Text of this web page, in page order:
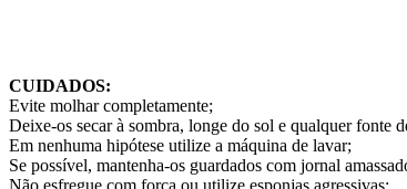
CUIDADOS:
Evite molhar completamente;
Deixe-os secar à sombra, longe do sol e qualquer fonte
Em nenhuma hipótese utilize a máquina de lavar;
Se possível, mantenha-os guardados com jornal
Não esfregue com força ou utilize esponjas agressivas;